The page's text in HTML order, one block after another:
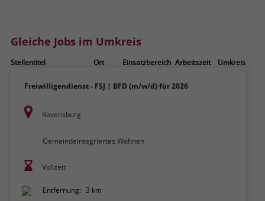
Gleiche Jobs im Umkreis
Stellentitel Ort Einsatzbereich Arbeitszeit Umkreis
Freiwilligendienst - FSJ | BFD (m/w/d) für 2026
Ravensburg
Gemeindeintegriertes Wohnen
Vollzeit
Entfernung: 3 km
nur platziert, um Daten an das